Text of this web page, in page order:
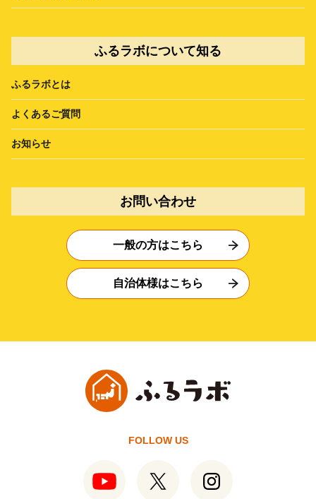
ふるラボについて知る
ふるラボとは
よくあるご質問
お知らせ
お問い合わせ
一般の方はこちら
自治体様はこちら
FOLLOW US